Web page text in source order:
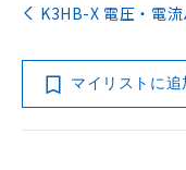
K3HB-X 電圧・電
マイリストに追